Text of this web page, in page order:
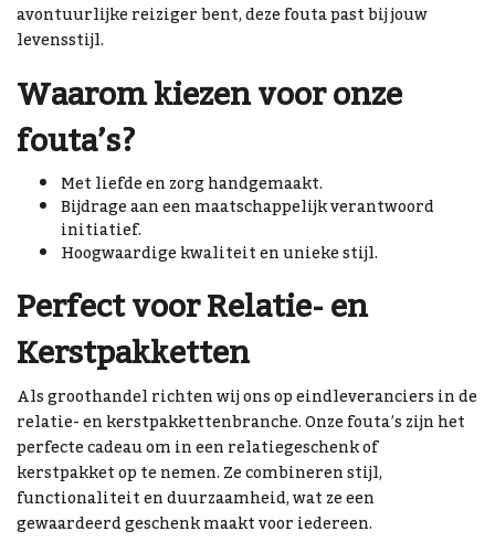
avontuurlijke reiziger bent, deze fouta past bij jouw
levensstijl.
Waarom kiezen voor onze
fouta’s?
Met liefde en zorg handgemaakt.
Bijdrage aan een maatschappelijk verantwoord
initiatief.
Hoogwaardige kwaliteit en unieke stijl.
Perfect voor Relatie- en
Kerstpakketten
Als groothandel richten wij ons op eindleveranciers in de
relatie- en kerstpakkettenbranche. Onze fouta’s zijn het
perfecte cadeau om in een relatiegeschenk of
kerstpakket op te nemen. Ze combineren stijl,
functionaliteit en duurzaamheid, wat ze een
gewaardeerd geschenk maakt voor iedereen.